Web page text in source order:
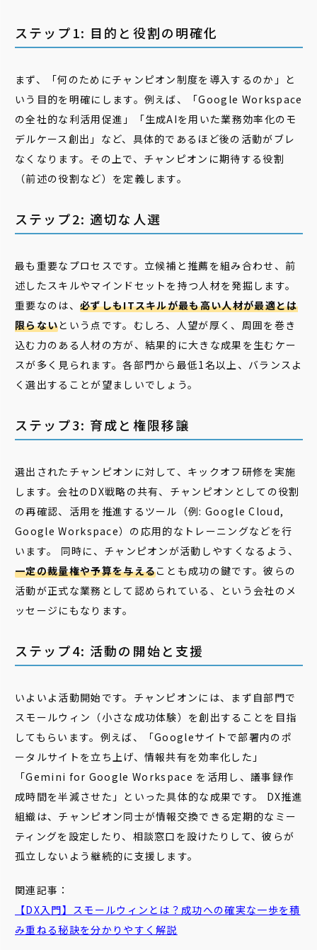
ステップ1: 目的と役割の明確化
まず、「何のためにチャンピオン制度を導入するのか」と
いう目的を明確にします。例えば、「Google Workspace
の全社的な利活用促進」「生成AIを用いた業務効率化のモ
デルケース創出」など、具体的であるほど後の活動がブレ
なくなります。その上で、チャンピオンに期待する役割
（前述の役割など）を定義します。
ステップ2: 適切な人選
最も重要なプロセスです。立候補と推薦を組み合わせ、前
述したスキルやマインドセットを持つ人材を発掘します。
重要なのは、 必ずしもITスキルが最も高い人材が最適とは
限らないという点です。むしろ、人望が厚く、周囲を巻き
込む力のある人材の方が、結果的に大きな成果を生むケー
スが多く見られます。各部門から最低1名以上、バランスよ
く選出することが望ましいでしょう。
ステップ3: 育成と権限移譲
選出されたチャンピオンに対して、キックオフ研修を実施
します。会社のDX戦略の共有、チャンピオンとしての役割
の再確認、活用を推進するツール（例: Google Cloud,
Google Workspace）の応用的なトレーニングなどを行
います。 同時に、チャンピオンが活動しやすくなるよう、
一定の裁量権や予算を与えることも成功の鍵です。彼らの
活動が正式な業務として認められている、という会社のメ
ッセージにもなります。
ステップ4: 活動の開始と支援
いよいよ活動開始です。チャンピオンには、まず自部門で
スモールウィン（小さな成功体験）を創出することを目指
してもらいます。例えば、「Googleサイトで部署内のポ
ータルサイトを立ち上げ、情報共有を効率化した」
「Gemini for Google Workspace を活用し、議事録作
成時間を半減させた」といった具体的な成果です。 DX推進
組織は、チャンピオン同士が情報交換できる定期的なミー
ティングを設定したり、相談窓口を設けたりして、彼らが
孤立しないよう継続的に支援します。
関連記事：
【DX入門】 スモールウィン とは？成功への確実な一歩を積
み重ねる秘訣を分かりやすく解説